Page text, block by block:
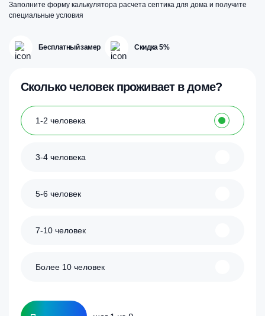
Заполните форму калькулятора расчета септика для дома и получите
специальные условия
Бесплатный замер Скидка 5%
Сколько человек проживает в доме?
1-2 человека
3-4 человека
5-6 человек
7-10 человек
Более 10 человек